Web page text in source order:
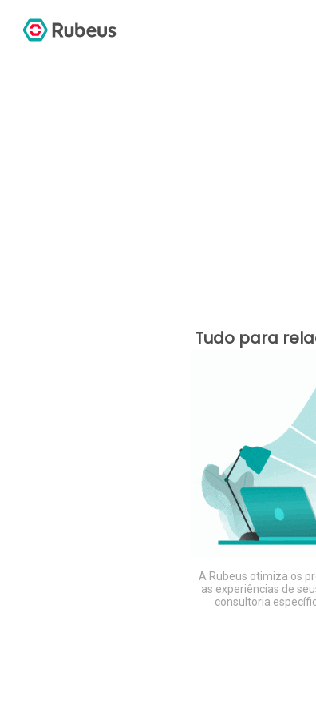
Tudo para
A Rubeus otimiza os
as experiências de
consultoria